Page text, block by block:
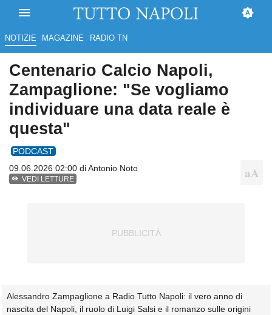
NOTIZIE MAGAZINE RADIO TN
Centenario Calcio Napoli,
Zampaglione: "Se vogliamo
individuare una data reale è
questa"
PODCAST
09.06.2026 02:00 diAntonio Noto
VEDI LETTURE
Alessandro Zampaglione a Radio Tutto Napoli: il vero anno di
nascita del Napoli, il ruolo di Luigi Salsi e il romanzo sulle origini